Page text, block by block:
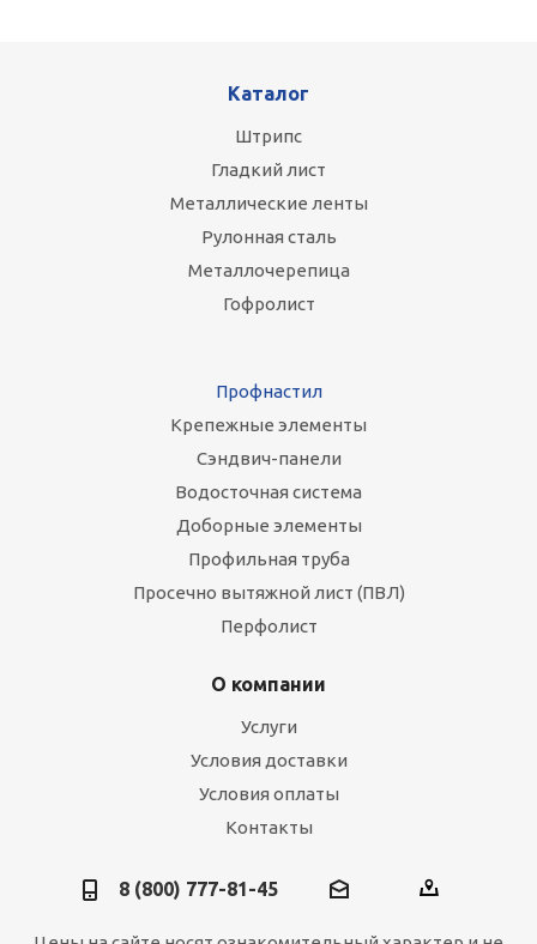
Каталог
Штрипс
Гладкий лист
Металлические ленты
Рулонная сталь
Металлочерепица
Гофролист
Профнастил
Крепежные элементы
Сэндвич-панели
Водосточная система
Доборные элементы
Профильная труба
Просечно вытяжной лист (ПВЛ)
Перфолист
О компании
Услуги
Условия доставки
Условия оплаты
Контакты
8 (800) 777-81-45